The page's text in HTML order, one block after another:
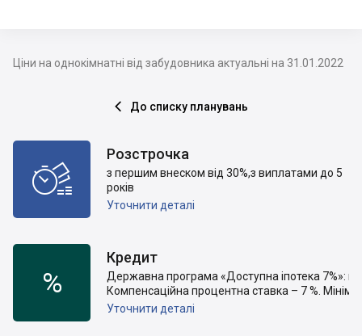
Ціни на однокімнатні від забудовника актуальні на 31.01.2022
 До списку планувань

Розстрочка
з першим внеском від 30%,з виплатами до 5
років
Уточнити деталі
%
Кредит
Державна програма «Доступна іпотека 7%»:
Компенсаційна процентна ставка – 7 %.
Уточнити деталі